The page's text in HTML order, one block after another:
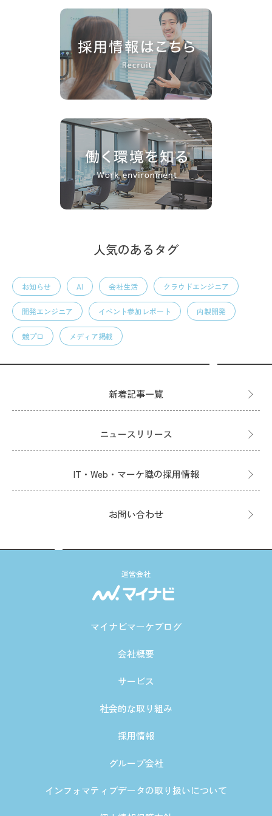
人気のあるタグ
お知らせ AI 会社生活 クラウドエンジニア
開発エンジニア イベント参加レポート 内製開発
競プロ メディア掲載
新着記事一覧
ニュースリリース
IT・Web・マーケ職の採用情報
お問い合わせ
運営会社
マイナビマーケブログ
会社概要
サービス
社会的な取り組み
採用情報
グループ会社
インフォマティブデータの取り扱いについて